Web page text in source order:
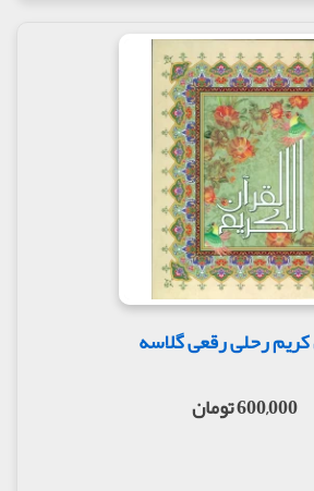
رحلی رقعی گلاسه
600,000 تومان